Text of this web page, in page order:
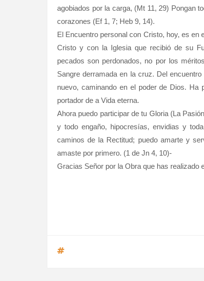
agobiados por la carga, (Mt 11, 29) Pongan
corazones (Ef 1, 7; Heb 9, 14).
El Encuentro personal con Cristo, hoy, es en
Cristo y con la Iglesia que recibió de su
pecados son perdonados, no por los
Sangre derramada en la cruz. Del
nuevo, caminando en el poder de Dios. Ha
portador de a Vida eterna.
Ahora puedo participar de tu Gloria (La
y todo engaño, hipocresías, envidias y
caminos de la Rectitud; puedo amarte y
amaste por primero. (1 de Jn 4, 10)-
Gracias Señor por la Obra que has realizado